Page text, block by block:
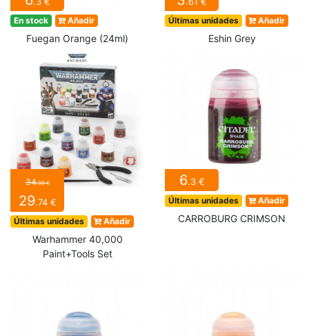
En stock Añadir
Fuegan Orange (24ml)
Últimas unidades Añadir
Eshin Grey
34.99 €
29.74 €
Últimas unidades Añadir
Warhammer 40,000
Paint+Tools Set
6.3 €
Últimas unidades Añadir
CARROBURG CRIMSON